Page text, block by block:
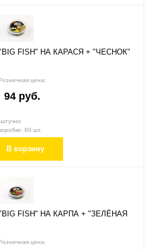
"BIG FISH" НА КАРАСЯ + "ЧЕСНОК"
цена:
94 руб.
60 шт.
В корзину
"BIG FISH" НА КАРПА + "ЗЕЛЁНАЯ
цена: